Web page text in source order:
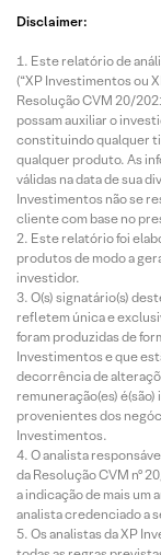
Disclaimer:
Este relatório de
(“XP Investimentos ou
Resolução CVM 20/
possam auxiliar o
constituindo qualquer
qualquer produto. As
válidas na data de sua
Investimentos não se
cliente com base no
Este relatório foi
produtos de modo a
investidor.
O(s) signatário(s)
refletem única e
foram produzidas de
Investimentos e que
decorrência de
remuneração(es)
provenientes dos
Investimentos.
O analista
da Resolução CVM nº
a indicação de mais um
analista credenciado a
Os analistas da XP